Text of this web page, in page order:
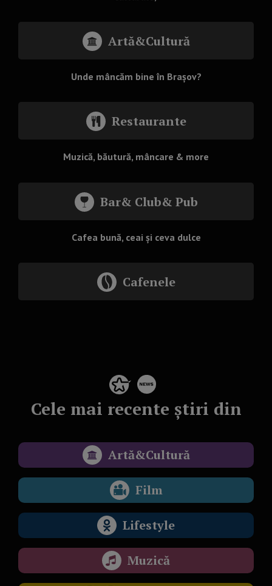
Artă&Cultură
Unde mâncăm bine în Brașov?
Restaurante
Muzică, băutură, mâncare & more
Bar& Club& Pub
Cafea bună, ceai și ceva dulce
Cafenele
Cele mai recente știri din
Artă&Cultură
Film
Lifestyle
Muzică